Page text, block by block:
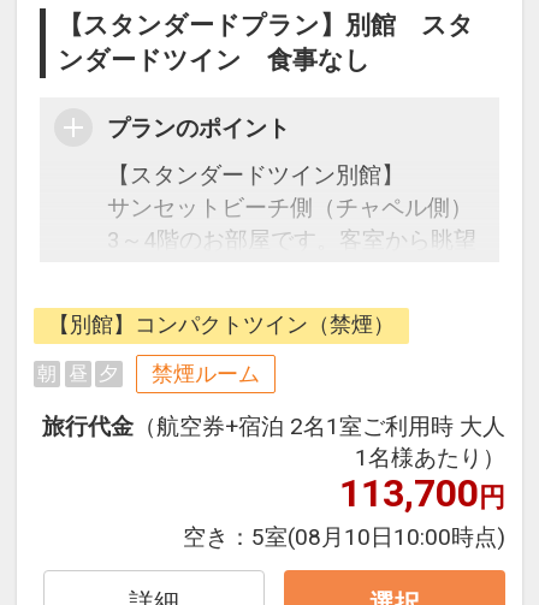
【スタンダードプラン】別館 スタ
ンダードツイン 食事なし
プランのポイント
【スタンダードツイン別館】
サンセットビーチ側（チャペル側）
3～4階のお部屋です。客室から眺望
ても使い勝手のいいお部屋です。ご
家族・グループ旅行に適していま
す。
●お子様のご宿泊について●
6歳以上の添い寝のお客様は別途施
設利用料1,000円を現地にてお支払
いください。
ベビーベッド/ベビーカー/紙おむつ/
【別館】コンパクトツイン（禁煙）
朝 昼 夕 禁煙ルーム
旅行代金 （航空券+宿泊 2名1室ご利用時 大人
1名様あたり）
113,700円
空き： 5室(08月10日10:00時点)